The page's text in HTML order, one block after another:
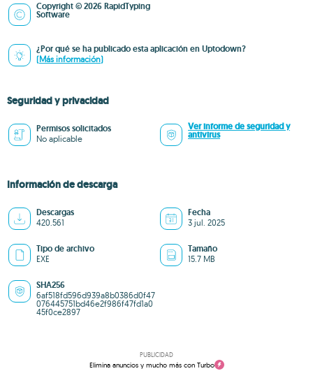
Copyright © 2026 RapidTyping
Software
¿Por qué se ha publicado esta aplicación en Uptodown?
(Más información)
Seguridad y privacidad
Permisos solicitados
No aplicable
Ver informe de seguridad y
antivirus
Información de descarga
Descargas
420.561
Fecha
3 jul. 2025
Tipo de archivo
EXE
Tamaño
15.7 MB
SHA256
6af518fd596d939a8b0386d0f47
076445751bd46e2f986f47fd1a0
45f0ce2897
PUBLICIDAD
Elimina anuncios y mucho más con Turbo